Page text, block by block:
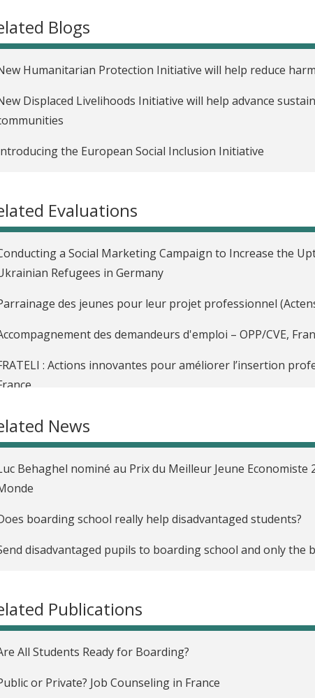
Blogs
Humanitarian Protection Initiative will help reduce
Displaced Livelihoods Initiative will help advance
the European Social Inclusion Initiative
Evaluations
a Social Marketing Campaign to Increase the
Refugees in Germany
des jeunes pour leur projet professionnel
des demandeurs d'emploi – OPP/CVE,
: Actions innovantes pour améliorer l’insertion
à l'embauche et CV Anomymes, en France
Impact of Farmer-to-Farmer Training on Agricultural
News
Behaghel nominé au Prix du Meilleur Jeune Economiste
boarding school really help disadvantaged students?
disadvantaged pupils to boarding school and only the
Publications
All Students Ready for Boarding?
or Private? Job Counseling in France